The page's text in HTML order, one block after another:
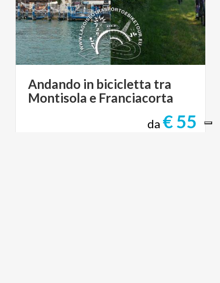
Andando in bicicletta tra
Montisola e Franciacorta
da € 55